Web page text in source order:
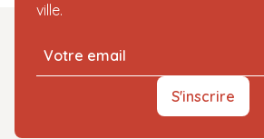
ville.
S'inscrire